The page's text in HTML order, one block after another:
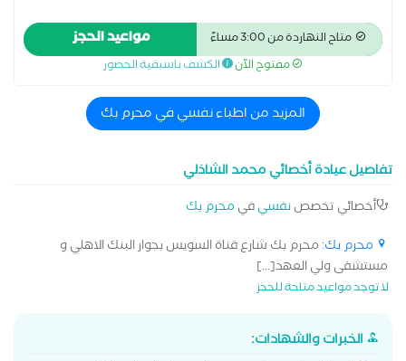
متاح النهاردة من 3:00 مساءً مواعيد الحجز
مفتوح الآن الكشف باسبقية الحضور
المزيد من اطباء نفسي في محرم بك
تفاصيل عيادة أخصائي محمد الشاذلي
أخصائي تخصصنفسيفي محرم بك
محرم بك: محرم بك شارع قناة السويس بجوار البنك الاهلي و
مستشفى ولي العهد[...]
لا توجد مواعيد متاحة للحجز
الخبرات والشهادات: